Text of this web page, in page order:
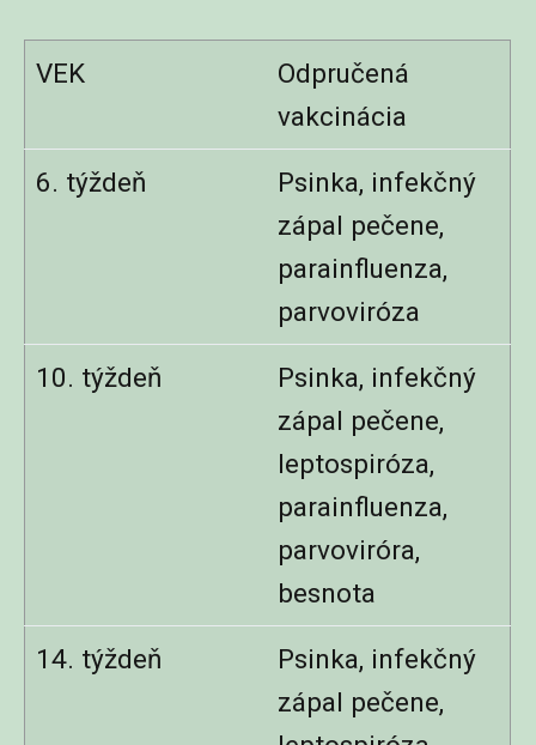
VEK
Odpručená
vakcinácia
6. týždeň
Psinka, infekčný
zápal pečene,
parainfluenza,
parvoviróza
10. týždeň
Psinka, infekčný
zápal pečene,
leptospiróza,
parainfluenza,
parvoviróra,
besnota
14. týždeň
Psinka, infekčný
zápal pečene,